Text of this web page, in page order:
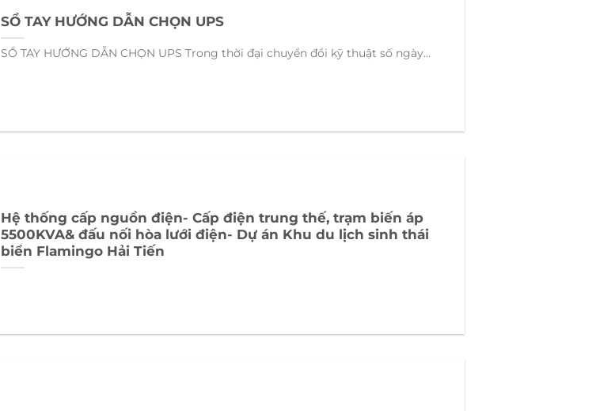
SỔ TAY HƯỚNG DẪN CHỌN UPS
SỔ TAY HƯỚNG DẪN CHỌN UPS Trong thời đại chuyển đổi kỹ thuật số ngày...
Hệ thống cấp nguồn điện- Cấp điện trung thế, trạm biến áp
5500KVA& đấu nối hòa lưới điện- Dự án Khu du lịch sinh thái
biển Flamingo Hải Tiến